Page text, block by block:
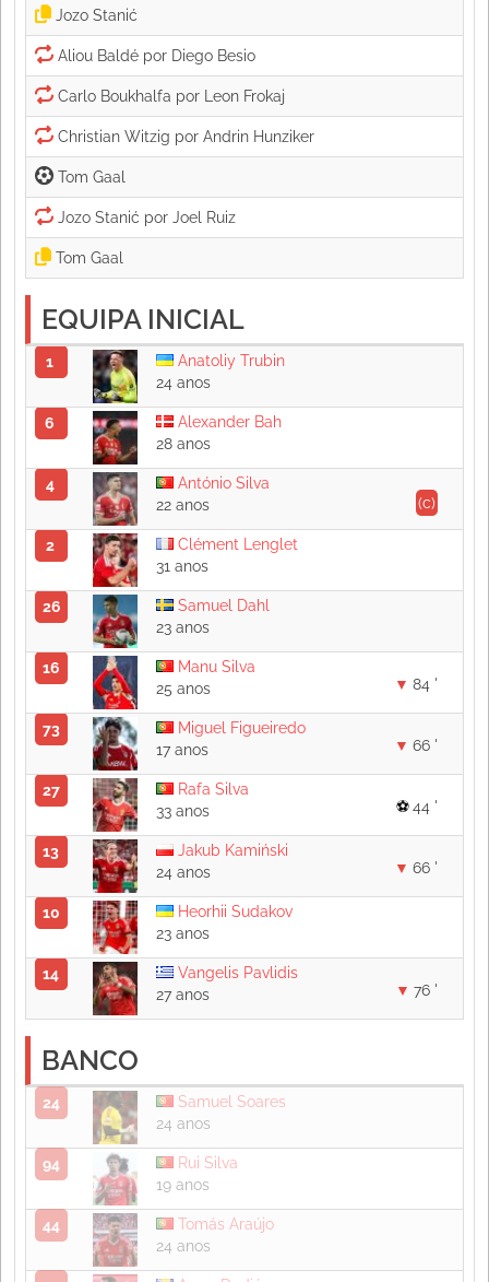
EQUIPA INICIAL
1
Anatoliy Trubin
24 anos
6
Alexander Bah
28 anos
4
António Silva
(c)
22 anos
2
Clément Lenglet
31 anos
26
Samuel Dahl
23 anos
16
Manu Silva
25 anos
84 '
73
Miguel Figueiredo
17 anos
66 '
27
Rafa Silva
33 anos
44 '
13
Jakub Kamiński
24 anos
66 '
10
Heorhii Sudakov
23 anos
14
Vangelis Pavlidis
27 anos
76 '
BANCO
24
Samuel Soares
24 anos
94
Rui Silva
19 anos
44
Tomás Araújo
24 anos